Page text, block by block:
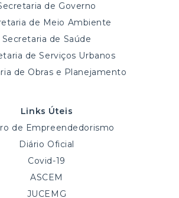
de Governo
de Meio Ambiente
Secretaria de Saúde
de Serviços Urbanos
de Obras e Planejamento
Links Úteis
de Empreendedorismo
Diário Oficial
Covid-19
ASCEM
JUCEMG